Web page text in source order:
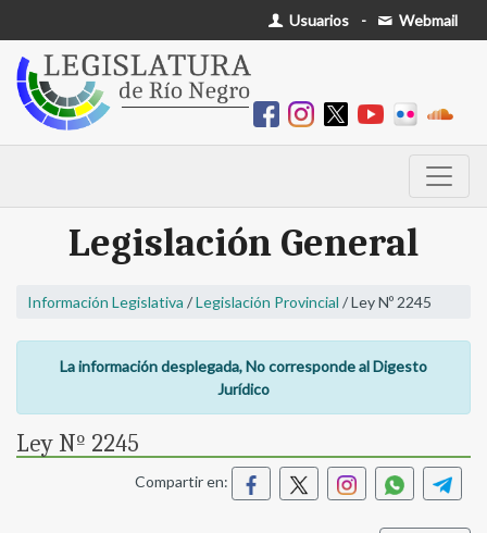
Usuarios - Webmail
Legislación General
Información Legislativa /Legislación Provincial / Ley Nº 2245
La información desplegada, No corresponde al Digesto
Jurídico
Ley Nº 2245
Compartir en: